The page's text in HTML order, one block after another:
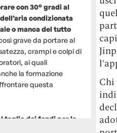
con 30° gradi al
condizionata
o manca del tutto
grave da portare al
crampi e colpi di
ai quali
la formazione
questa
taglio dei fondi per la
Chi